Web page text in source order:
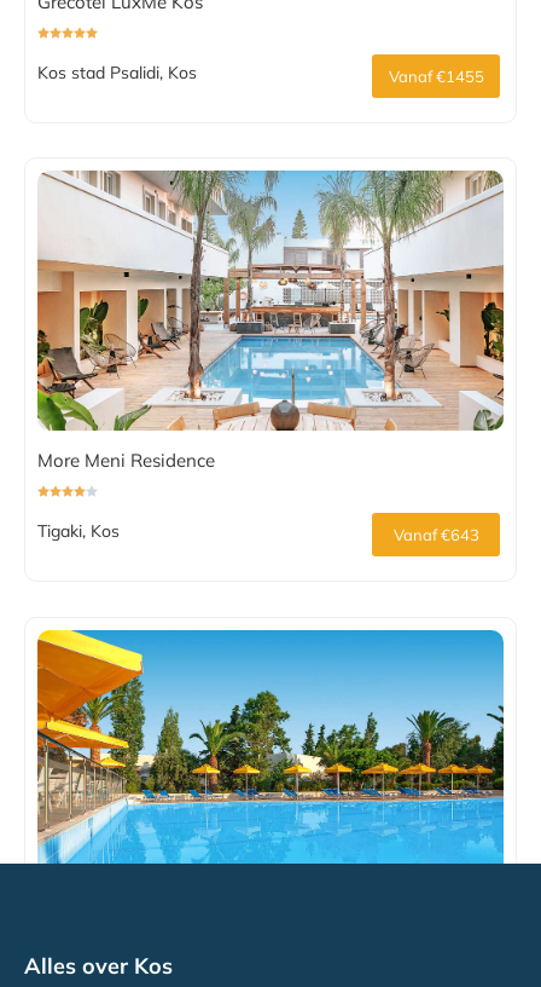
Kos stad Psalidi, Kos Vanaf €1455
More Meni Residence
Tigaki, Kos Vanaf €643
Alles over Kos